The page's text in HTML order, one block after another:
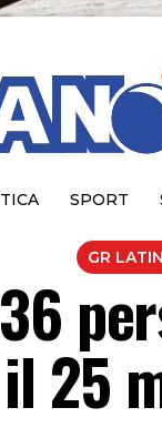
SPORT
GR
25